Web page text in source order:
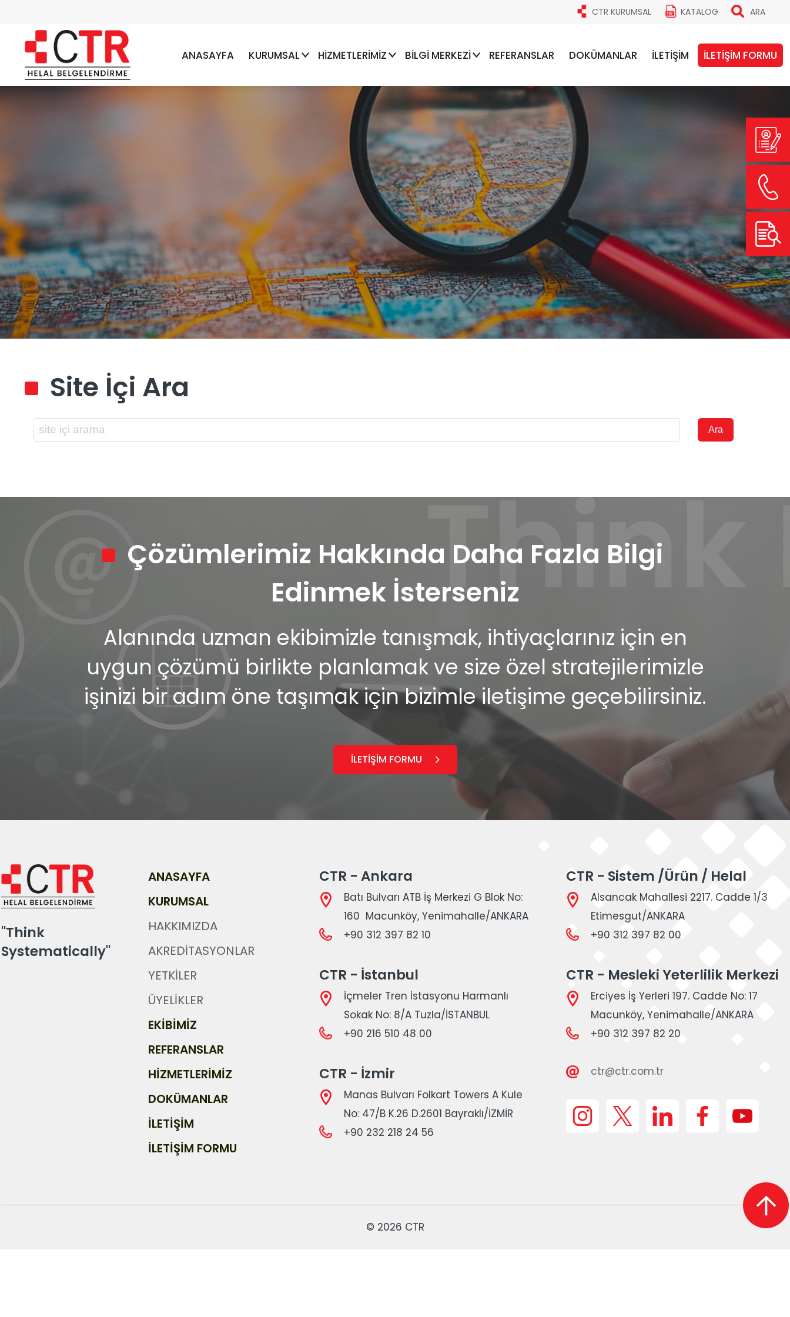
CTR KURUMSAL KATALOG ARA
ANASAYFA KURUMSAL HİZMETLERİMİZ BİLGİ MERKEZİ REFERANSLAR DOKÜMANLAR İLETİŞİM İLETİŞİM FORMU
Site İçi Ara
Çözümlerimiz Hakkında Daha Fazla Bilgi
Edinmek İsterseniz
Alanında uzman ekibimizle tanışmak, ihtiyaçlarınız için en
uygun çözümü birlikte planlamak ve size özel stratejilerimizle
işinizi bir adım öne taşımak için bizimle iletişime geçebilirsiniz.
İLETİŞİM FORMU
"Think
Systematically"
ANASAYFA
KURUMSAL
HAKKIMIZDA
AKREDİTASYONLAR
YETKİLER
ÜYELİKLER
EKİBİMİZ
REFERANSLAR
HİZMETLERİMİZ
DOKÜMANLAR
İLETİŞİM
İLETİŞİM FORMU
CTR - Ankara
Batı Bulvarı ATB İş Merkezi G Blok No:
160 Macunköy, Yenimahalle/ANKARA
+90 312 397 82 10
CTR - İstanbul
İçmeler Tren İstasyonu Harmanlı
Sokak No: 8/A Tuzla/İSTANBUL
+90 216 510 48 00
CTR - İzmir
Manas Bulvarı Folkart Towers A Kule
No: 47/B K.26 D.2601 Bayraklı/İZMİR
+90 232 218 24 56
CTR - Sistem /Ürün / Helal
Alsancak Mahallesi 2217. Cadde 1/3
Etimesgut/ANKARA
+90 312 397 82 00
CTR - Mesleki Yeterlilik Merkezi
Erciyes İş Yerleri 197. Cadde No: 17
Macunköy, Yenimahalle/ANKARA
+90 312 397 82 20
ctr@ctr.com.tr
© 2026 CTR